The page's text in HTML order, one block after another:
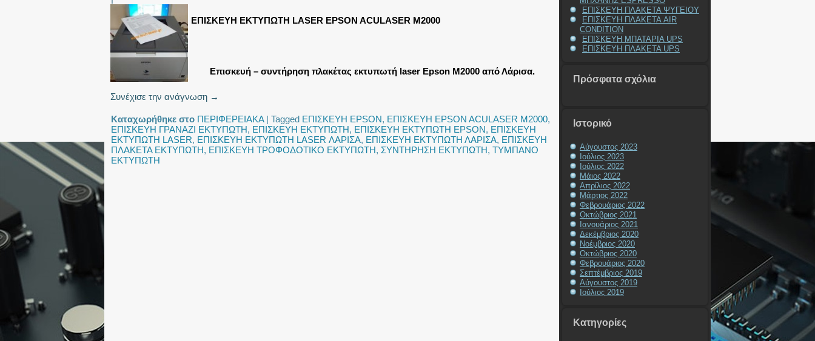
ΕΠΙΣΚΕΥΗ ΕΚΤΥΠΩΤΗ LASER EPSON ACULASER M2000
Επισκευή – συντήρηση πλακέτας εκτυπωτή laser Epson M2000 από Λάρισα.
Συνέχισε την ανάγνωση →
Καταχωρήθηκε στο ΠΕΡΙΦΕΡΕΙΑΚΑ| Tagged ΕΠΙΣΚΕΥΗ EPSON, ΕΠΙΣΚΕΥΗ EPSON ACULASER M2000,
ΕΠΙΣΚΕΥΗ ΓΡΑΝΑΖΙ ΕΚΤΥΠΩΤΗ, ΕΠΙΣΚΕΥΗ ΕΚΤΥΠΩΤΗ, ΕΠΙΣΚΕΥΗ ΕΚΤΥΠΩΤΗ EPSON, ΕΠΙΣΚΕΥΗ
ΕΚΤΥΠΩΤΗ LASER, ΕΠΙΣΚΕΥΗ ΕΚΤΥΠΩΤΗ LASER ΛΑΡΙΣΑ, ΕΠΙΣΚΕΥΗ ΕΚΤΥΠΩΤΗ ΛΑΡΙΣΑ, ΕΠΙΣΚΕΥΗ
ΠΛΑΚΕΤΑ ΕΚΤΥΠΩΤΗ, ΕΠΙΣΚΕΥΗ ΤΡΟΦΟΔΟΤΙΚΟ ΕΚΤΥΠΩΤΗ, ΣΥΝΤΗΡΗΣΗ ΕΚΤΥΠΩΤΗ, ΤΥΜΠΑΝΟ
ΕΚΤΥΠΩΤΗ
ΕΠΙΣΚΕΥΗ ΠΛΑΚΕΤΑ ΨΥΓΕΙΟΥ
ΕΠΙΣΚΕΥΗ ΠΛΑΚΕΤΑ AIR
CONDITION
ΕΠΙΣΚΕΥΗ ΜΠΑΤΑΡΙΑ UPS
ΕΠΙΣΚΕΥΗ ΠΛΑΚΕΤΑ UPS
Πρόσφατα σχόλια
Ιστορικό
Αύγουστος 2023
Ιούλιος 2023
Ιούλιος 2022
Μάιος 2022
Απρίλιος 2022
Μάρτιος 2022
Φεβρουάριος 2022
Οκτώβριος 2021
Ιανουάριος 2021
Δεκέμβριος 2020
Νοέμβριος 2020
Οκτώβριος 2020
Φεβρουάριος 2020
Σεπτέμβριος 2019
Αύγουστος 2019
Ιούλιος 2019
Kατηγορίες